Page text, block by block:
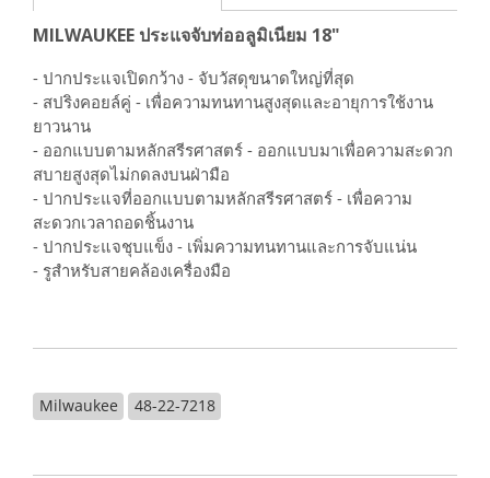
MILWAUKEE ประแจจับท่ออลูมิเนียม 18"
- ปากประแจเปิดกว้าง - จับวัสดุขนาดใหญ่ที่สุด
- สปริงคอยล์คู่ - เพื่อความทนทานสูงสุดและอายุการใช้งาน
ยาวนาน
- ออกแบบตามหลักสรีรศาสตร์ - ออกแบบมาเพื่อความสะดวก
สบายสูงสุดไม่กดลงบนฝ่ามือ
- ปากประแจที่ออกแบบตามหลักสรีรศาสตร์ - เพื่อความ
สะดวกเวลาถอดชิ้นงาน
- ปากประแจชุบแข็ง - เพิ่มความทนทานและการจับแน่น
- รูสำหรับสายคล้องเครื่องมือ
Milwaukee 48-22-7218